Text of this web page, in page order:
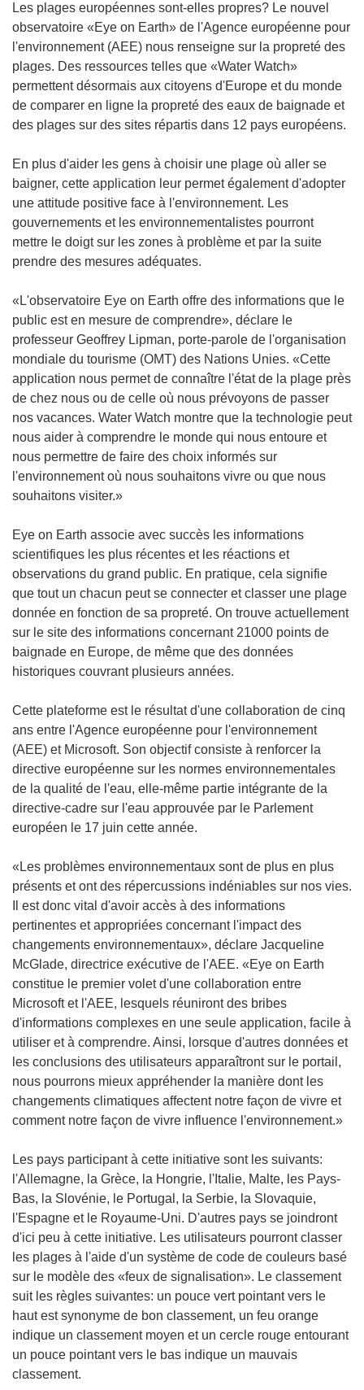
Les plages européennes sont-elles propres? Le nouvel
observatoire «Eye on Earth» de l'Agence européenne pour
l'environnement (AEE) nous renseigne sur la propreté des
plages. Des ressources telles que «Water Watch»
permettent désormais aux citoyens d'Europe et du monde
de comparer en ligne la propreté des eaux de baignade et
des plages sur des sites répartis dans 12 pays européens.
En plus d'aider les gens à choisir une plage où aller se
baigner, cette application leur permet également d'adopter
une attitude positive face à l'environnement. Les
gouvernements et les environnementalistes pourront
mettre le doigt sur les zones à problème et par la suite
prendre des mesures adéquates.
«L'observatoire Eye on Earth offre des informations que le
public est en mesure de comprendre», déclare le
professeur Geoffrey Lipman, porte-parole de l'organisation
mondiale du tourisme (OMT) des Nations Unies. «Cette
application nous permet de connaître l'état de la plage près
de chez nous ou de celle où nous prévoyons de passer
nos vacances. Water Watch montre que la technologie peut
nous aider à comprendre le monde qui nous entoure et
nous permettre de faire des choix informés sur
l'environnement où nous souhaitons vivre ou que nous
souhaitons visiter.»
Eye on Earth associe avec succès les informations
scientifiques les plus récentes et les réactions et
observations du grand public. En pratique, cela signifie
que tout un chacun peut se connecter et classer une plage
donnée en fonction de sa propreté. On trouve actuellement
sur le site des informations concernant 21000 points de
baignade en Europe, de même que des données
historiques couvrant plusieurs années.
Cette plateforme est le résultat d'une collaboration de cinq
ans entre l'Agence européenne pour l'environnement
(AEE) et Microsoft. Son objectif consiste à renforcer la
directive européenne sur les normes environnementales
de la qualité de l'eau, elle-même partie intégrante de la
directive-cadre sur l'eau approuvée par le Parlement
européen le 17 juin cette année.
«Les problèmes environnementaux sont de plus en plus
présents et ont des répercussions indéniables sur nos vies.
Il est donc vital d'avoir accès à des informations
pertinentes et appropriées concernant l'impact des
changements environnementaux», déclare Jacqueline
McGlade, directrice exécutive de l'AEE. «Eye on Earth
constitue le premier volet d'une collaboration entre
Microsoft et l'AEE, lesquels réuniront des bribes
d'informations complexes en une seule application, facile à
utiliser et à comprendre. Ainsi, lorsque d'autres données et
les conclusions des utilisateurs apparaîtront sur le portail,
nous pourrons mieux appréhender la manière dont les
changements climatiques affectent notre façon de vivre et
comment notre façon de vivre influence l'environnement.»
Les pays participant à cette initiative sont les suivants:
l'Allemagne, la Grèce, la Hongrie, l'Italie, Malte, les Pays-
Bas, la Slovénie, le Portugal, la Serbie, la Slovaquie,
l'Espagne et le Royaume-Uni. D'autres pays se joindront
d'ici peu à cette initiative. Les utilisateurs pourront classer
les plages à l'aide d'un système de code de couleurs basé
sur le modèle des «feux de signalisation». Le classement
suit les règles suivantes: un pouce vert pointant vers le
haut est synonyme de bon classement, un feu orange
indique un classement moyen et un cercle rouge entourant
un pouce pointant vers le bas indique un mauvais
classement.